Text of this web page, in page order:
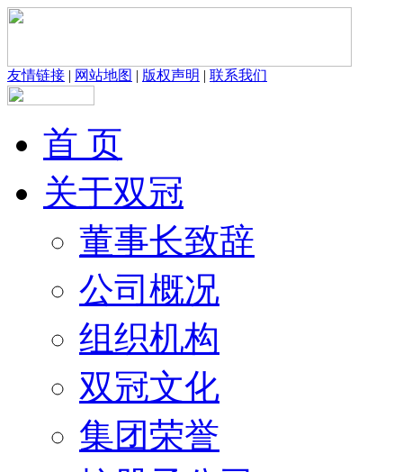
友情链接 | 网站地图 | 版权声明 | 联系我们
首 页
关于双冠
董事长致辞
公司概况
组织机构
双冠文化
集团荣誉